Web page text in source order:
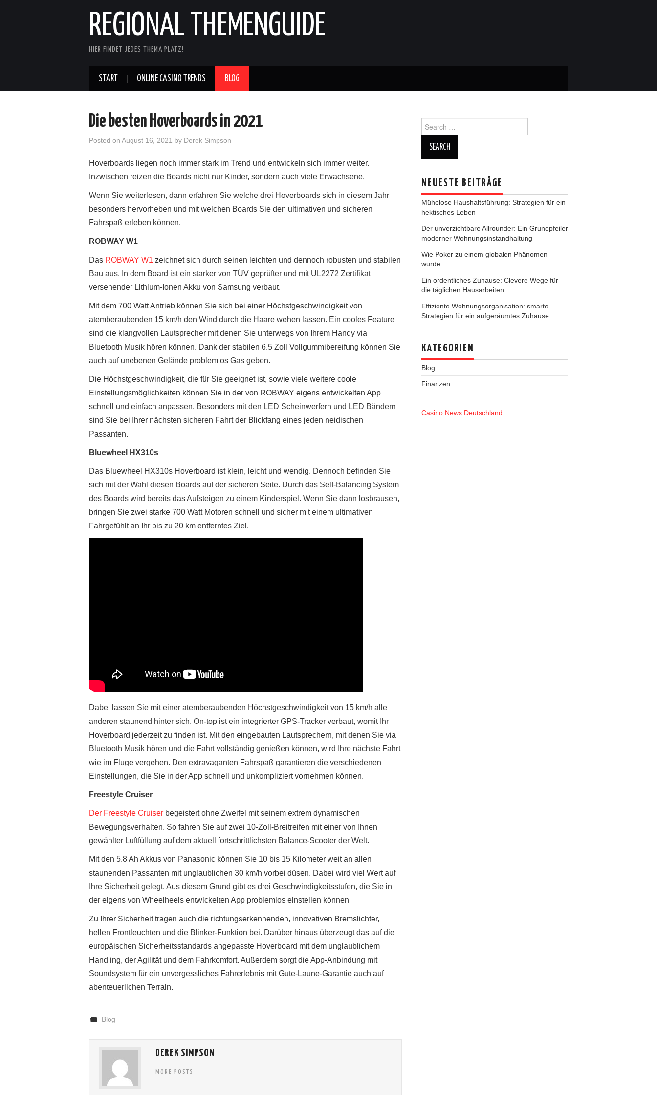
REGIONAL THEMENGUIDE
HIER FINDET JEDES THEMA PLATZ!
START ONLINE CASINO TRENDS BLOG
Die besten Hoverboards in 2021
Posted on August 16, 2021 by Derek Simpson
Hoverboards liegen noch immer stark im Trend und entwickeln sich immer weiter.
Inzwischen reizen die Boards nicht nur Kinder, sondern auch viele Erwachsene.
Wenn Sie weiterlesen, dann erfahren Sie welche drei Hoverboards sich in diesem Jahr
besonders hervorheben und mit welchen Boards Sie den ultimativen und sicheren
Fahrspaß erleben können.
ROBWAY W1
Das ROBWAY W1 zeichnet sich durch seinen leichten und dennoch robusten und stabilen
Bau aus. In dem Board ist ein starker von TÜV geprüfter und mit UL2272 Zertifikat
versehender Lithium-Ionen Akku von Samsung verbaut.
Mit dem 700 Watt Antrieb können Sie sich bei einer Höchstgeschwindigkeit von
atemberaubenden 15 km/h den Wind durch die Haare wehen lassen. Ein cooles Feature
sind die klangvollen Lautsprecher mit denen Sie unterwegs von Ihrem Handy via
Bluetooth Musik hören können. Dank der stabilen 6.5 Zoll Vollgummibereifung können Sie
auch auf unebenen Gelände problemlos Gas geben.
Die Höchstgeschwindigkeit, die für Sie geeignet ist, sowie viele weitere coole
Einstellungsmöglichkeiten können Sie in der von ROBWAY eigens entwickelten App
schnell und einfach anpassen. Besonders mit den LED Scheinwerfern und LED Bändern
sind Sie bei Ihrer nächsten sicheren Fahrt der Blickfang eines jeden neidischen
Passanten.
Bluewheel HX310s
Das Bluewheel HX310s Hoverboard ist klein, leicht und wendig. Dennoch befinden Sie
sich mit der Wahl diesen Boards auf der sicheren Seite. Durch das Self-Balancing System
des Boards wird bereits das Aufsteigen zu einem Kinderspiel. Wenn Sie dann losbrausen,
bringen Sie zwei starke 700 Watt Motoren schnell und sicher mit einem ultimativen
Fahrgefühlt an Ihr bis zu 20 km entferntes Ziel.
Dabei lassen Sie mit einer atemberaubenden Höchstgeschwindigkeit von 15 km/h alle
anderen staunend hinter sich. On-top ist ein integrierter GPS-Tracker verbaut, womit Ihr
Hoverboard jederzeit zu finden ist. Mit den eingebauten Lautsprechern, mit denen Sie via
Bluetooth Musik hören und die Fahrt vollständig genießen können, wird Ihre nächste Fahrt
wie im Fluge vergehen. Den extravaganten Fahrspaß garantieren die verschiedenen
Einstellungen, die Sie in der App schnell und unkompliziert vornehmen können.
Freestyle Cruiser
Der Freestyle Cruiser begeistert ohne Zweifel mit seinem extrem dynamischen
Bewegungsverhalten. So fahren Sie auf zwei 10-Zoll-Breitreifen mit einer von Ihnen
gewählter Luftfüllung auf dem aktuell fortschrittlichsten Balance-Scooter der Welt.
Mit den 5.8 Ah Akkus von Panasonic können Sie 10 bis 15 Kilometer weit an allen
staunenden Passanten mit unglaublichen 30 km/h vorbei düsen. Dabei wird viel Wert auf
Ihre Sicherheit gelegt. Aus diesem Grund gibt es drei Geschwindigkeitsstufen, die Sie in
der eigens von Wheelheels entwickelten App problemlos einstellen können.
Zu Ihrer Sicherheit tragen auch die richtungserkennenden, innovativen Bremslichter,
hellen Frontleuchten und die Blinker-Funktion bei. Darüber hinaus überzeugt das auf die
europäischen Sicherheitsstandards angepasste Hoverboard mit dem unglaublichem
Handling, der Agilität und dem Fahrkomfort. Außerdem sorgt die App-Anbindung mit
Soundsystem für ein unvergessliches Fahrerlebnis mit Gute-Laune-Garantie auch auf
abenteuerlichen Terrain.
Blog
DEREK SIMPSON
MORE POSTS
for:
NEUESTE BEITRÄGE
Mühelose Haushaltsführung: Strategien für ein
hektisches Leben
Der unverzichtbare Allrounder: Ein Grundpfeiler
moderner Wohnungsinstandhaltung
Wie Poker zu einem globalen Phänomen
wurde
Ein ordentliches Zuhause: Clevere Wege für
die täglichen Hausarbeiten
Effiziente Wohnungsorganisation: smarte
Strategien für ein aufgeräumtes Zuhause
KATEGORIEN
Blog
Finanzen
Casino News Deutschland